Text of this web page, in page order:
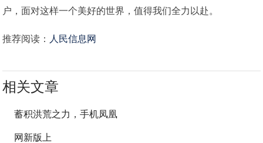
户，面对这样一个美好的世界，值得我们全力以赴。
推荐阅读： 人民信息网
相关文章
蓄积洪荒之力，手机凤凰
网新版上